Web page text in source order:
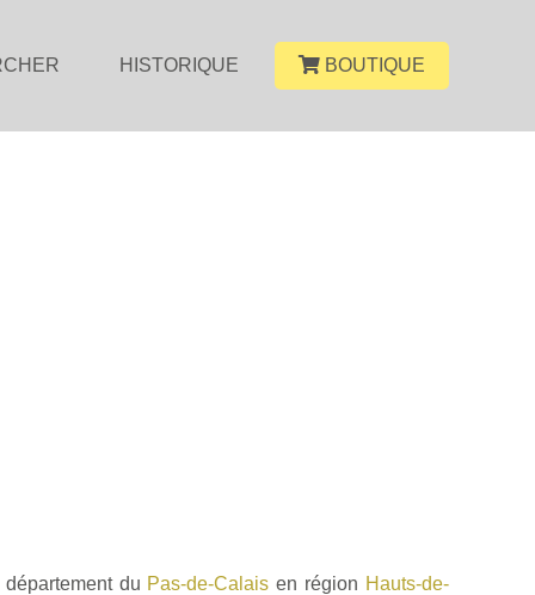
HISTORIQUE BOUTIQUE
du Pas-de-Calais en région Hauts-de-